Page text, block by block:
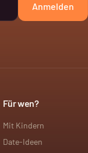
Anmelden
Für wen?
Mit Kindern
Date-Ideen